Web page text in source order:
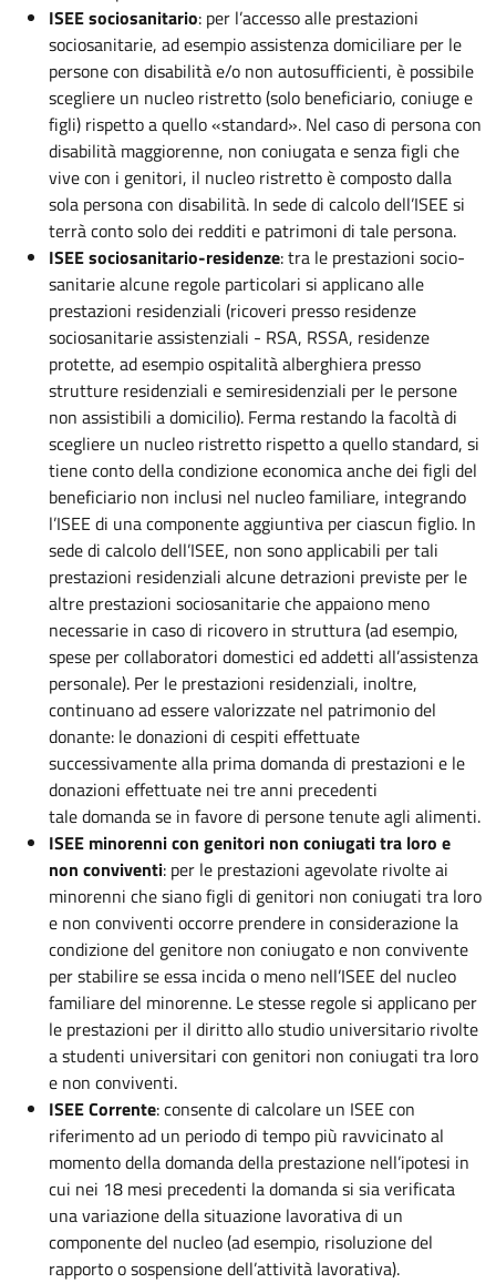
ISEE sociosanitario: per l’accesso alle prestazioni
sociosanitarie, ad esempio assistenza domiciliare per le
persone con disabilità e/o non autosufficienti, è possibile
scegliere un nucleo ristretto (solo beneficiario, coniuge e
figli) rispetto a quello «standard». Nel caso di persona con
disabilità maggiorenne, non coniugata e senza figli che
vive con i genitori, il nucleo ristretto è composto dalla
sola persona con disabilità. In sede di calcolo dell’ISEE si
terrà conto solo dei redditi e patrimoni di tale persona.
ISEE sociosanitario-residenze: tra le prestazioni socio-
sanitarie alcune regole particolari si applicano alle
prestazioni residenziali (ricoveri presso residenze
sociosanitarie assistenziali - RSA, RSSA, residenze
protette, ad esempio ospitalità alberghiera presso
strutture residenziali e semiresidenziali per le persone
non assistibili a domicilio). Ferma restando la facoltà di
scegliere un nucleo ristretto rispetto a quello standard, si
tiene conto della condizione economica anche dei figli del
beneficiario non inclusi nel nucleo familiare, integrando
l’ISEE di una componente aggiuntiva per ciascun figlio. In
sede di calcolo dell’ISEE, non sono applicabili per tali
prestazioni residenziali alcune detrazioni previste per le
altre prestazioni sociosanitarie che appaiono meno
necessarie in caso di ricovero in struttura (ad esempio,
spese per collaboratori domestici ed addetti all’assistenza
personale). Per le prestazioni residenziali, inoltre,
continuano ad essere valorizzate nel patrimonio del
donante: le donazioni di cespiti effettuate
successivamente alla prima domanda di prestazioni e le
donazioni effettuate nei tre anni precedenti
tale domanda se in favore di persone tenute agli alimenti.
ISEE minorenni con genitori non coniugati tra loro e
non conviventi: per le prestazioni agevolate rivolte ai
minorenni che siano figli di genitori non coniugati tra loro
e non conviventi occorre prendere in considerazione la
condizione del genitore non coniugato e non convivente
per stabilire se essa incida o meno nell’ISEE del nucleo
familiare del minorenne. Le stesse regole si applicano per
le prestazioni per il diritto allo studio universitario rivolte
a studenti universitari con genitori non coniugati tra loro
e non conviventi.
ISEE Corrente: consente di calcolare un ISEE con
riferimento ad un periodo di tempo più ravvicinato al
momento della domanda della prestazione nell’ipotesi in
cui nei 18 mesi precedenti la domanda si sia verificata
una variazione della situazione lavorativa di un
componente del nucleo (ad esempio, risoluzione del
rapporto o sospensione dell’attività lavorativa).